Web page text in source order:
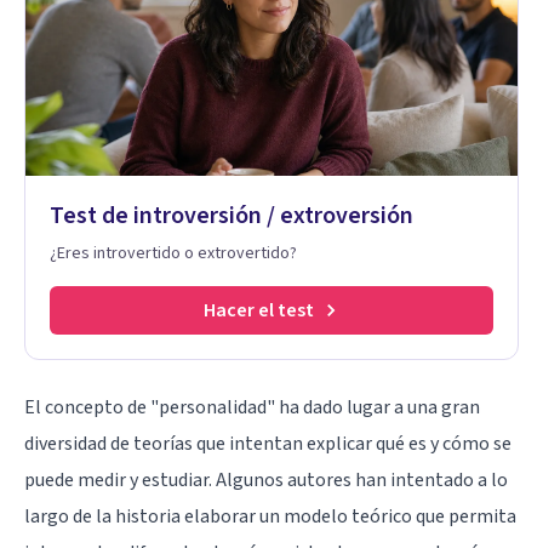
Test de introversión / extroversión
¿Eres introvertido o extrovertido?
Hacer el test
El concepto de "personalidad" ha dado lugar a una gran
diversidad de teorías que intentan explicar qué es y cómo se
puede medir y estudiar. Algunos autores han intentado a lo
largo de la historia elaborar un modelo teórico que permita